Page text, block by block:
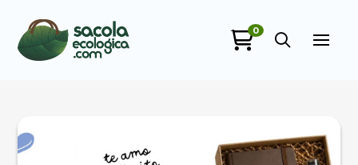
0
Sacola Ecológica